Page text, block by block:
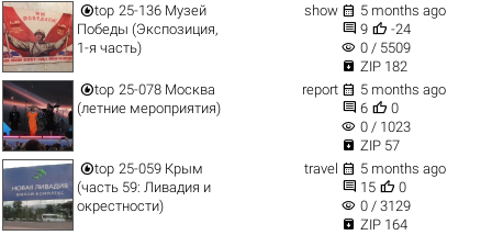
top 25-136 Музей
Победы (Экспозиция,
1-я часть)
show  5 months ago
 9  -24
visibility 0 / 5509
 ZIP 182
top 25-078 Москва
(летние мероприятия)
report  5 months ago
 6  0
visibility 0 / 1023
 ZIP 57
top 25-059 Крым
(часть 59: Ливадия и
окрестности)
travel  5 months ago
 15  0
visibility 0 / 3129
 ZIP 164